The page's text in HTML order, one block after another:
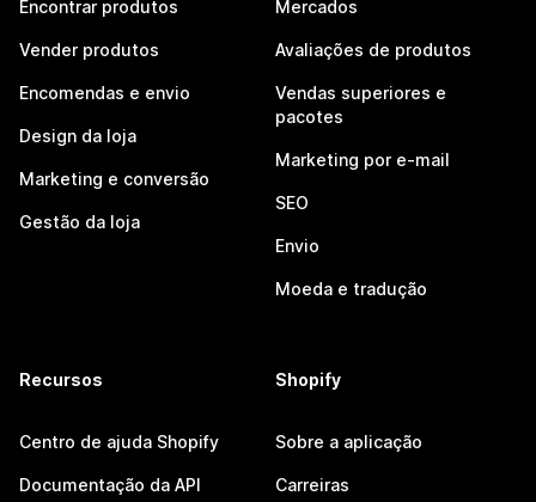
Encontrar produtos
Vender produtos
Encomendas e envio
Design da loja
Marketing e conversão
Gestão da loja
Mercados
Avaliações de produtos
Vendas superiores e
pacotes
Marketing por e-mail
SEO
Envio
Moeda e tradução
Recursos
Centro de ajuda Shopify
Documentação da API
Shopify
Sobre a aplicação
Carreiras